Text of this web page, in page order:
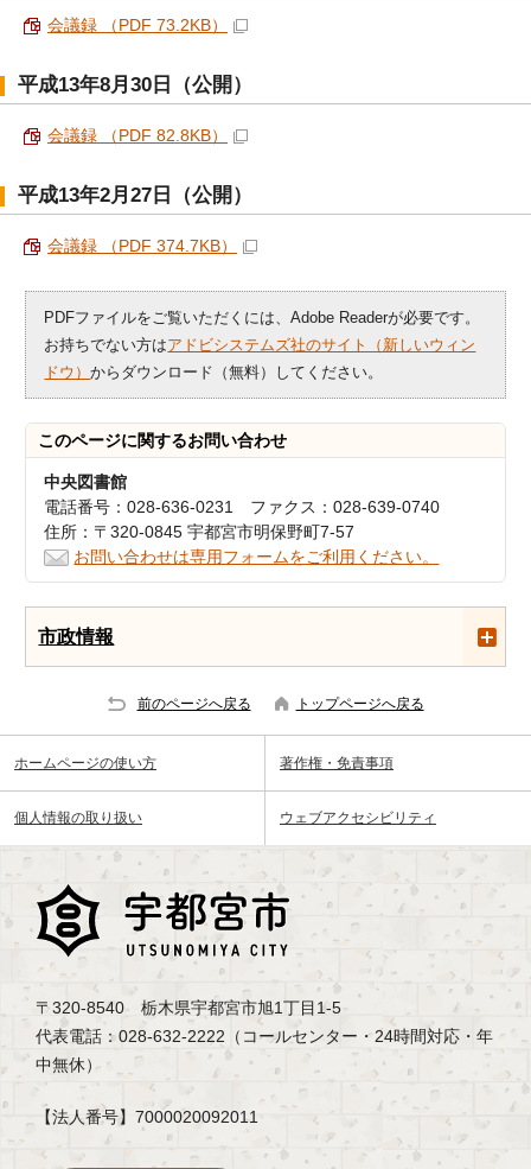
会議録 （PDF 73.2KB）
平成13年8月30日（公開）
会議録 （PDF 82.8KB）
平成13年2月27日（公開）
会議録 （PDF 374.7KB）
PDFファイルをご覧いただくには、Adobe Readerが必要です。
お持ちでない方はアドビシステムズ社のサイト（新しいウィン
ドウ）からダウンロード（無料）してください。
このページに関するお問い合わせ
中央図書館
電話番号：028-636-0231 ファクス：028-639-0740
住所：〒320-0845 宇都宮市明保野町7-57
お問い合わせは専用フォームをご利用ください。
市政情報
前のページへ戻る トップページへ戻る
ホームページの使い方 著作権・免責事項
個人情報の取り扱い ウェブアクセシビリティ
〒320-8540 栃木県宇都宮市旭1丁目1-5
代表電話：028-632-2222（コールセンター・24時間対応・年
中無休）
【法人番号】7000020092011